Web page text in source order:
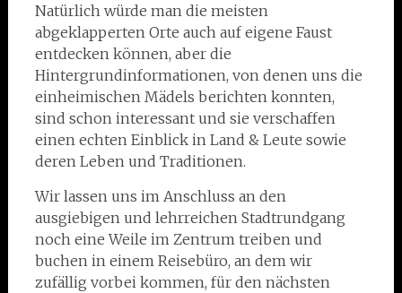
Natürlich würde man die meisten
abgeklapperten Orte auch auf eigene Faust
entdecken können, aber die
Hintergrundinformationen, von denen uns die
einheimischen Mädels berichten konnten,
sind schon interessant und sie verschaffen
einen echten Einblick in Land & Leute sowie
deren Leben und Traditionen.
Wir lassen uns im Anschluss an den
ausgiebigen und lehrreichen Stadtrundgang
noch eine Weile im Zentrum treiben und
buchen in einem Reisebüro, an dem wir
zufällig vorbei kommen, für den nächsten